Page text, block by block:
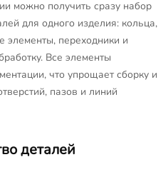
можно получить сразу набор
для одного изделия: кольца,
элементы, переходники и
Все элементы
что упрощает сборку и
пазов и линий
деталей